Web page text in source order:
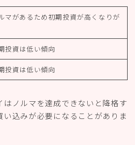
マがあるため初期投資が高くなりが
投資は低い傾向
投資は低い傾向
ノルマを達成できないと降格す
い込みが必要になることがありま